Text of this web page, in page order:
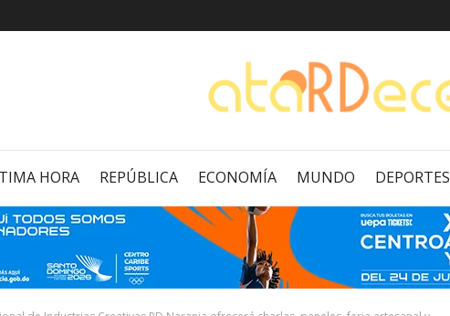
HORA REPÚBLICA ECONOMÍA MUNDO DEPORTES